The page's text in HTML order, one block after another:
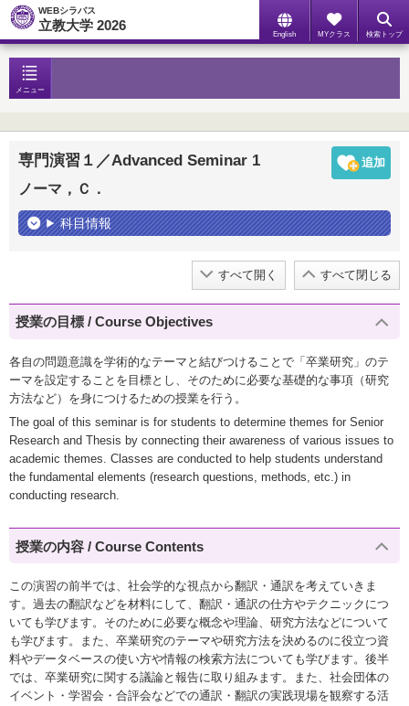
WEBシラバス
立教大学 2026
English MYクラス 検索トップ
メニュー
専門演習１／Advanced Seminar 1
ノーマ，Ｃ．
科目情報
すべて開く すべて閉じる
授業の目標 / Course Objectives
各自の問題意識を学術的なテーマと結びつけることで「卒業研究」のテ
ーマを設定することを目標とし、そのために必要な基礎的な事項（研究
方法など）を身につけるための授業を行う。
The goal of this seminar is for students to determine themes for Senior
Research and Thesis by connecting their awareness of various issues to
academic themes. Classes are conducted to help students understand
the fundamental elements (research questions, methods, etc.) in
conducting research.
授業の内容 / Course Contents
この演習の前半では、社会学的な視点から翻訳・通訳を考えていきま
す。過去の翻訳などを材料にして、翻訳・通訳の仕方やテクニックにつ
いても学びます。そのために必要な概念や理論、研究方法などについて
も学びます。また、卒業研究のテーマや研究方法を決めるのに役立つ資
料やデータベースの使い方や情報の検索方法についても学びます。後半
では、卒業研究に関する議論と報告に取り組みます。また、社会団体の
イベント・学習会・合評会などでの通訳・翻訳の実践現場を観察する活